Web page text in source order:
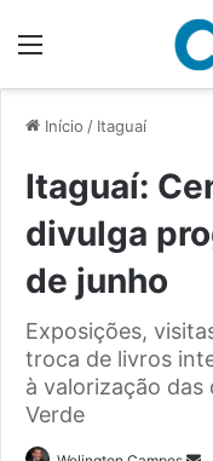
Início / Itaguaí
Itaguaí:
divulga
de junho
Exposições,
troca de livros
à valorização
Verde